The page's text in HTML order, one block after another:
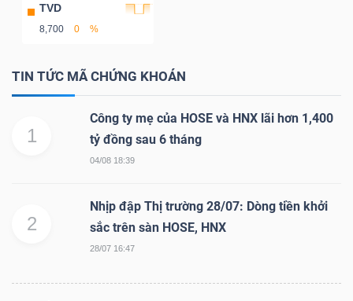
TVD
8,700 0 %
TIN TỨC MÃ CHỨNG KHOÁN
1
Công ty mẹ của HOSE và HNX lãi hơn 1,400
tỷ đồng sau 6 tháng
04/08 18:39
2
Nhịp đập Thị trường 28/07: Dòng tiền khởi
sắc trên sàn HOSE, HNX
28/07 16:47
Thuật
(-)
Dịch
vụ
Đào